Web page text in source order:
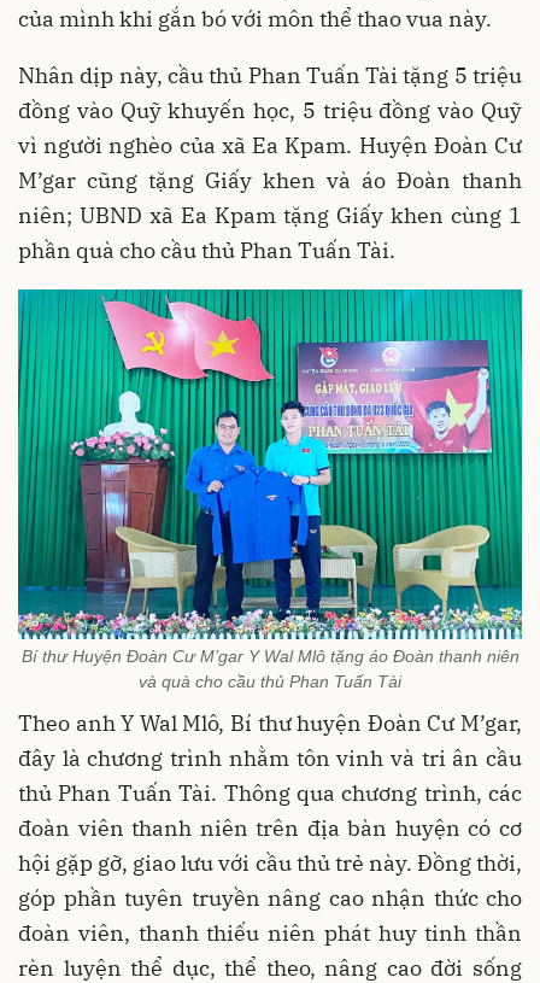
của mình khi gắn bó với môn thể thao vua này.
Nhân dịp này, cầu thủ Phan Tuấn Tài tặng 5 triệu
đồng vào Quỹ khuyến học, 5 triệu đồng vào Quỹ
vì người nghèo của xã Ea Kpam. Huyện Đoàn Cư
M’gar cũng tặng Giấy khen và áo Đoàn thanh
niên; UBND xã Ea Kpam tặng Giấy khen cùng 1
phần quà cho cầu thủ Phan Tuấn Tài.
Bí thư Huyện Đoàn Cư M’gar Y Wal Mlô tặng áo Đoàn thanh niên
và quà cho cầu thủ Phan Tuấn Tài
Theo anh Y Wal Mlô, Bí thư huyện Đoàn Cư M’gar,
đây là chương trình nhằm tôn vinh và tri ân cầu
thủ Phan Tuấn Tài. Thông qua chương trình, các
đoàn viên thanh niên trên địa bàn huyện có cơ
hội gặp gỡ, giao lưu với cầu thủ trẻ này. Đồng thời,
góp phần tuyên truyền nâng cao nhận thức cho
đoàn viên, thanh thiếu niên phát huy tinh thần
rèn luyện thể dục, thể theo, nâng cao đời sống